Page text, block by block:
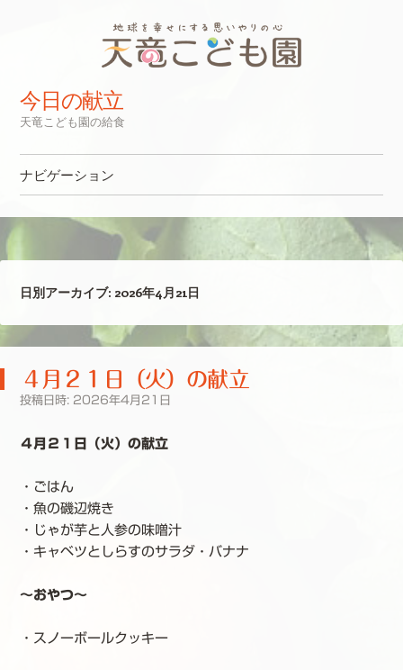
今日の献立
天竜こども園の給食
ナビゲーション
日別アーカイブ: 2026年4月21日
４月２１日（火）の献立
投稿日時: 2026年4月21日
４月２１日（火）の献立
・ごはん
・魚の磯辺焼き
・じゃが芋と人参の味噌汁
・キャベツとしらすのサラダ・バナナ
～おやつ～
・スノーボールクッキー